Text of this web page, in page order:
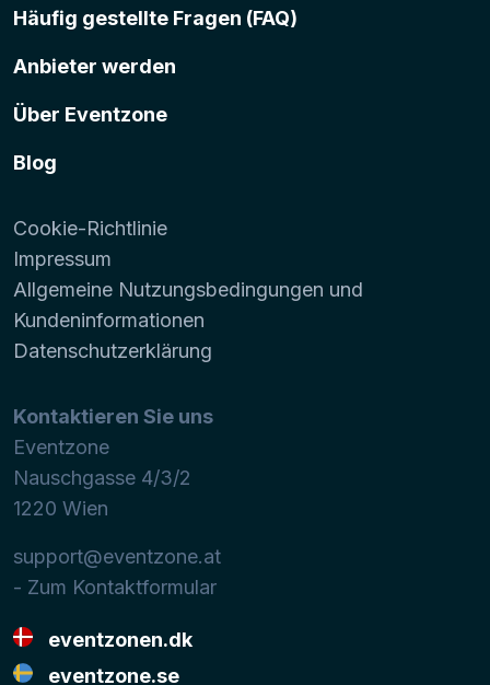
Häufig gestellte Fragen (FAQ)
Anbieter werden
Über Eventzone
Blog
Cookie-Richtlinie
Impressum
Allgemeine Nutzungsbedingungen und
Kundeninformationen
Datenschutzerklärung
Kontaktieren Sie uns
Eventzone
Nauschgasse 4/3/2
1220 Wien
support@eventzone.at
- Zum Kontaktformular
eventzonen.dk
eventzone.se